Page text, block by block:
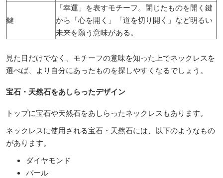
鍵
「幸運」を表すモチーフ。閉じたものを開く鍵
から「心を開く」「道を切り開く」など明るい
未来を願う意味がある。
見た目だけでなく、モチーフの意味を知った上でネックレスを
選べば、より自分にあったものを探しやすくなるでしょう。
宝石・天然石をあしらったデザイン
トップに宝石や天然石をあしらったネックレスもあります。
ネックレスに使用される宝石・天然石には、以下のようなもの
があります。
ダイヤモンド
パール